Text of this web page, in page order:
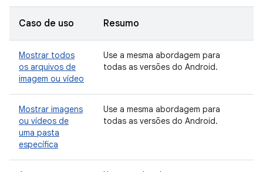
Caso de uso Resumo
Mostrar todos
os arquivos de
imagem ou vídeo
Use a mesma abordagem para
todas as versões do Android.
Mostrar imagens
ou vídeos de
uma pasta
específica
Use a mesma abordagem para
todas as versões do Android.